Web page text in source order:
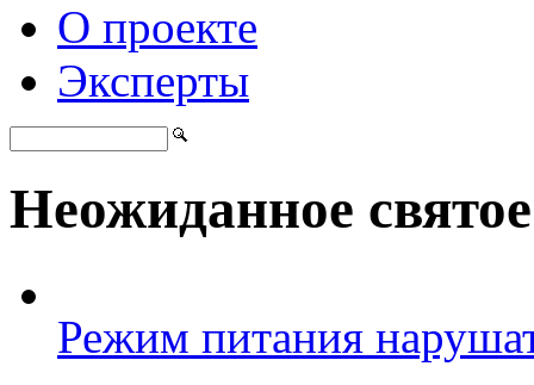
О проекте
Эксперты
Неожиданное святое
Режим питания